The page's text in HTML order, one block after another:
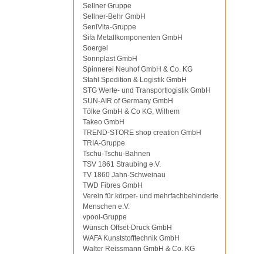
Sellner Gruppe
Sellner-Behr GmbH
SeniVita-Gruppe
Sifa Metallkomponenten GmbH
Soergel
Sonnplast GmbH
Spinnerei Neuhof GmbH & Co. KG
Stahl Spedition & Logistik GmbH
STG Werte- und Transportlogistik GmbH
SUN-AIR of Germany GmbH
Tölke GmbH & Co KG, Wilhem
Takeo GmbH
TREND-STORE shop creation GmbH
TRIA-Gruppe
Tschu-Tschu-Bahnen
TSV 1861 Straubing e.V.
TV 1860 Jahn-Schweinau
TWD Fibres GmbH
Verein für körper- und mehrfachbehinderte
Menschen e.V.
vpool-Gruppe
Wünsch Offset-Druck GmbH
WAFA Kunststofftechnik GmbH
Walter Reissmann GmbH & Co. KG